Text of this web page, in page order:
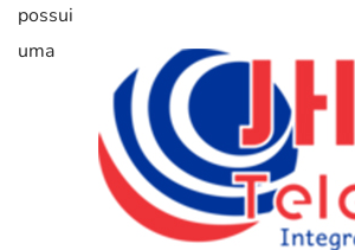
possui
uma